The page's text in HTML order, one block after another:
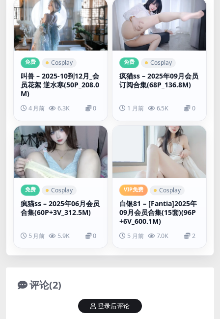
免费 Cosplay
叫兽 – 2025-10到12月_会
员花絮 逆水寒(50P_208.0
M)
4 月前 6.3K 0
免费 Cosplay
疯猫ss – 2025年09月会员
订阅合集(68P_136.8M)
1 月前 6.5K 0
免费 Cosplay
疯猫ss – 2025年06月会员
合集(60P+3V_312.5M)
5 月前 5.9K 0
VIP免费 Cosplay
白银81 – [Fantia]2025年
09月会员合集(15套)(96P
+6V_600.1M)
5 月前 7.0K 2
评论(2)
登录后评论